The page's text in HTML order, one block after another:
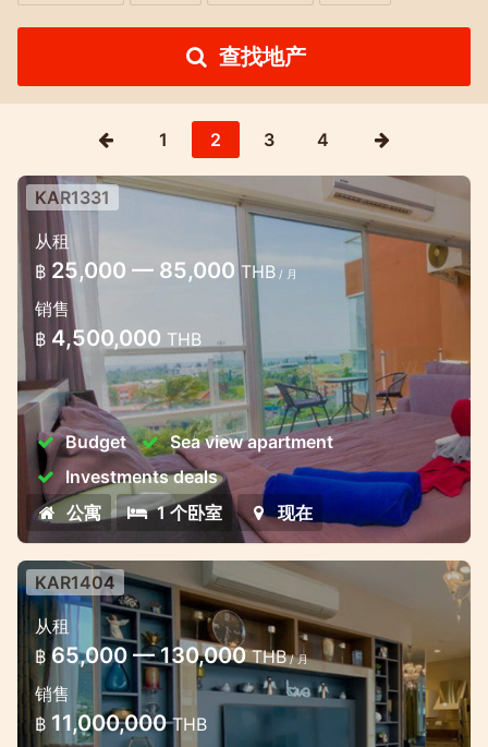
查找地产
1 2 3 4
卡隆的別緻公寓海景一室公寓
卡隆的可愛公寓，步行即可到達海灘
KAR1331
从租
฿ 25,000 — 85,000THB / 月
销售
฿ 4,500,000 THB
Budget
Sea view apartment
Investments deals
公寓
1 个卧室 现在
卡伦山一卧室豪华公寓
卡伦美丽的一居室大型公寓
KAR1404
从租
฿ 65,000 — 130,000THB/ 月
销售
฿ 11,000,000THB